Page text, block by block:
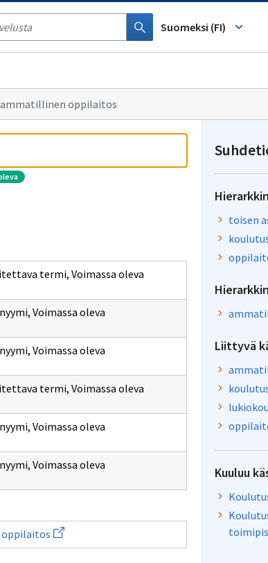
Tyhjennä
haku
Suomeksi (FI)
ammatillinen oppilaitos
termi,Voimassa oleva
,Voimassa oleva
,Voimassa oleva
termi,Voimassa oleva
,Voimassa oleva
,Voimassa oleva
oppilaitos Avaa
uuden
ikkunan
toisen
Liittyvä
Kuuluu